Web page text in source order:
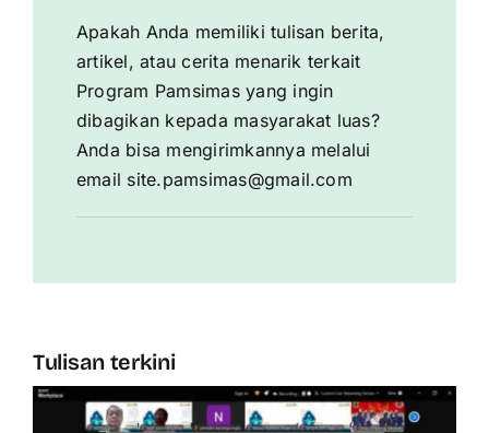
Apakah Anda memiliki tulisan berita,
artikel, atau cerita menarik terkait
Program Pamsimas yang ingin
dibagikan kepada masyarakat luas?
Anda bisa mengirimkannya melalui
email site.pamsimas@gmail.com
Tulisan terkini